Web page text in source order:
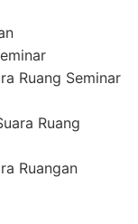
Ruang Seminar
Ruang
Ruangan